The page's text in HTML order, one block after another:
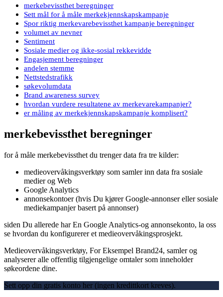
merkebevissthet beregninger
Sett mål for å måle merkekjennskapskampanje
Spor riktig merkevarebevissthet kampanje beregninger
volumet av nevner
Sentiment
Sosiale medier og ikke-sosial rekkevidde
Engasjement beregninger
andelen stemme
Nettstedstrafikk
søkevolumdata
Brand awareness survey
hvordan vurdere resultatene av merkevarekampanjer?
er måling av merkekjennskapskampanje komplisert?
merkebevissthet beregninger
for å måle merkebevissthet du trenger data fra tre kilder:
medieovervåkingsverktøy som samler inn data fra sosiale
medier og Web
Google Analytics
annonsekontoer (hvis Du kjører Google-annonser eller sosiale
mediekampanjer basert på annonser)
siden Du allerede har En Google Analytics-og annonsekonto, la oss
se hvordan du konfigurerer et medieovervåkingsprosjekt.
Medieovervåkingsverktøy, For Eksempel Brand24, samler og
analyserer alle offentlig tilgjengelige omtaler som inneholder
søkeordene dine.
Sett opp din gratis konto her (ingen kredittkort kreves).